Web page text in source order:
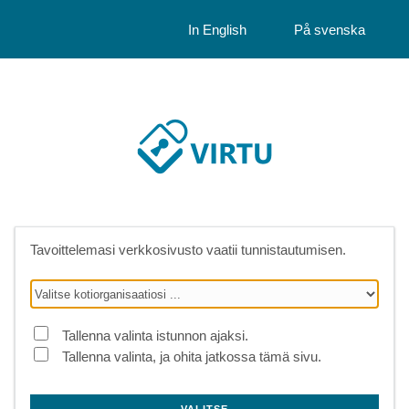
In English På svenska
Tavoittelemasi verkkosivusto vaatii tunnistautumisen.
Tallenna valinta istunnon ajaksi.
Tallenna valinta, ja ohita jatkossa tämä sivu.